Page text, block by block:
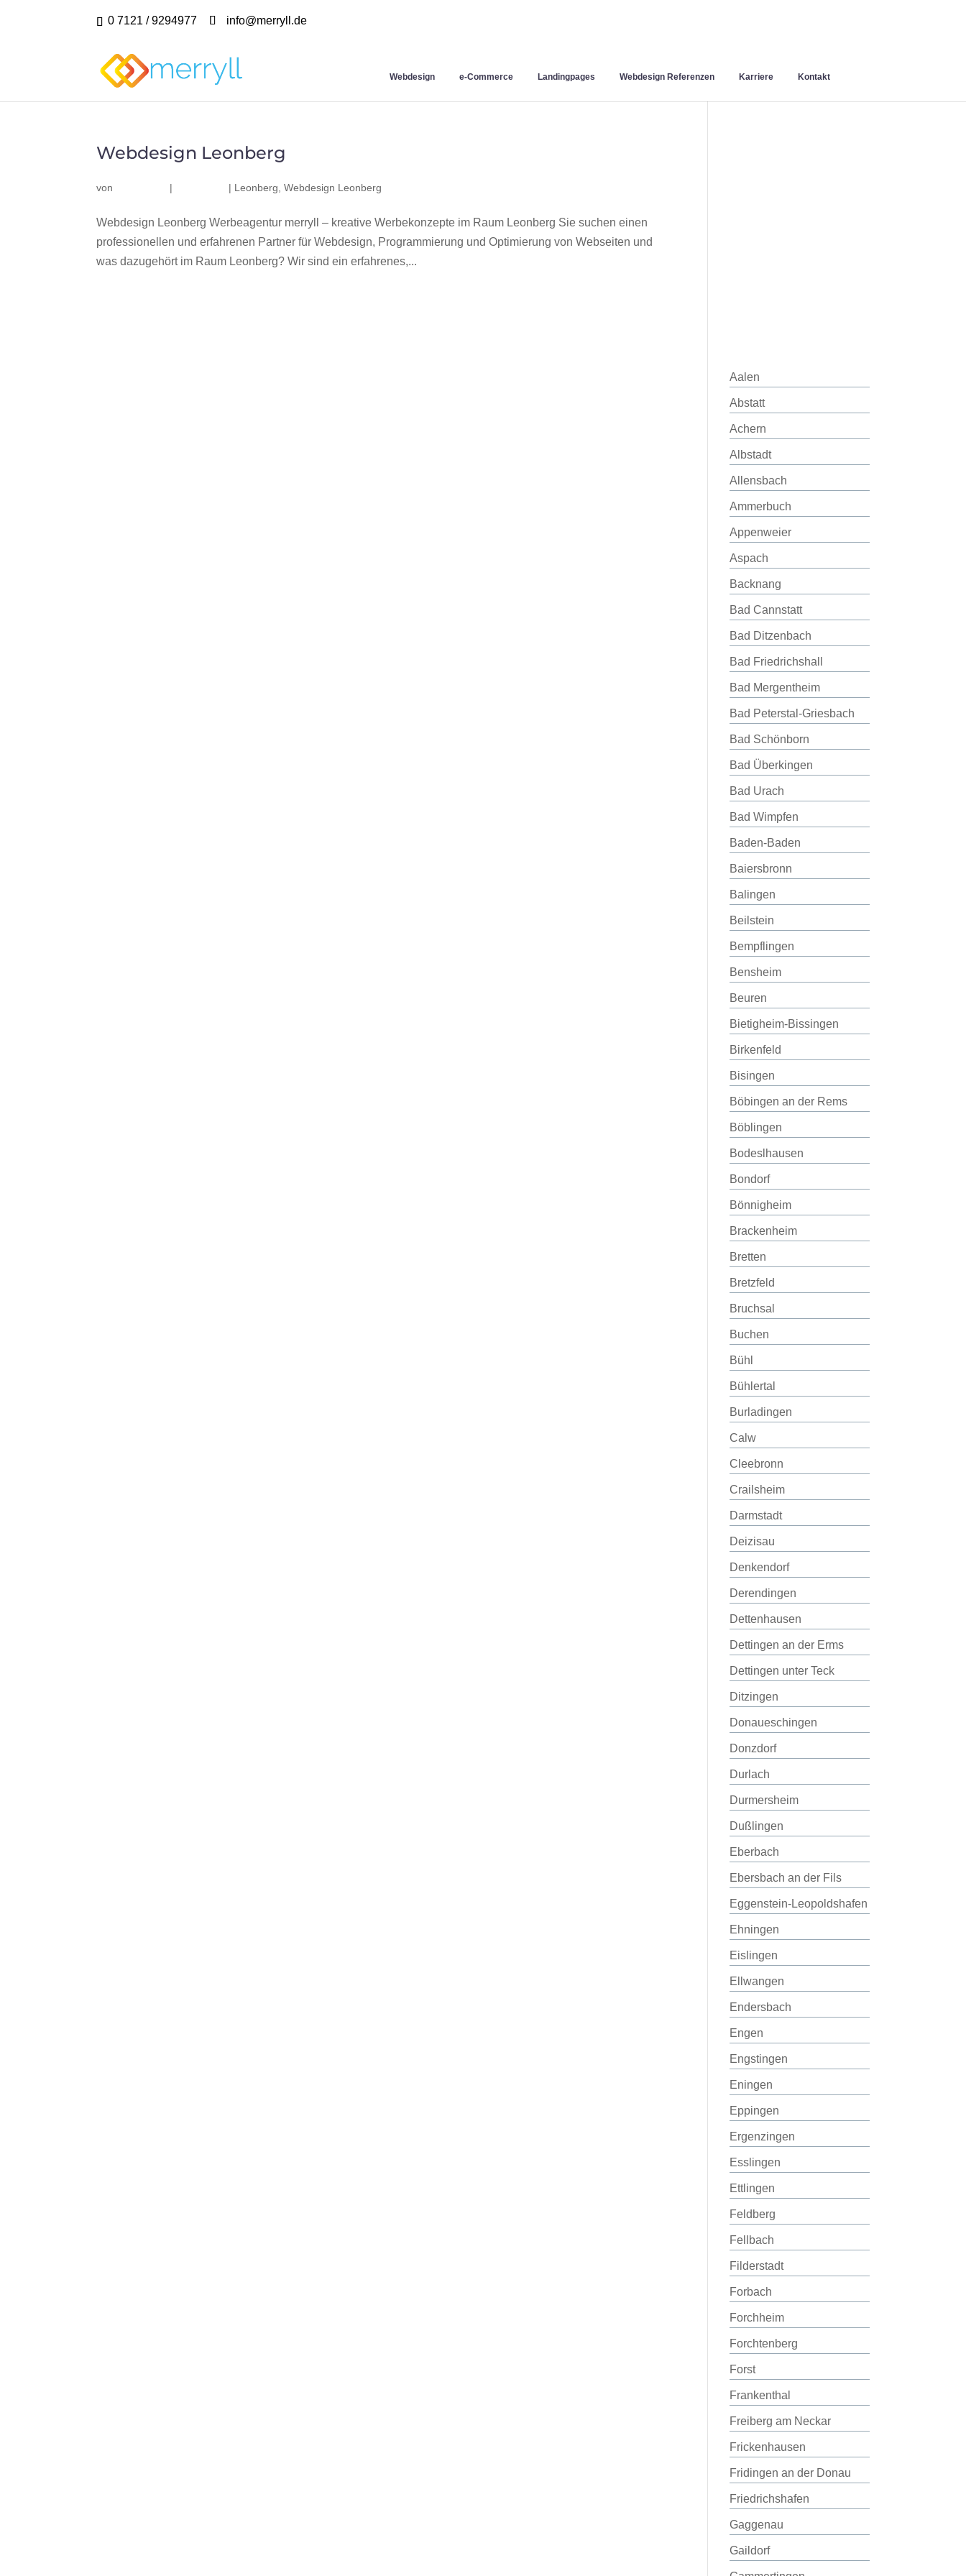
0 7121 / 9294977 info@merryll.de
Webdesign e-Commerce Landingpages Webdesign Referenzen Karriere Kontakt
Webdesign Leonberg
von | | Leonberg ,Webdesign Leonberg
Webdesign Leonberg Werbeagentur merryll – kreative Werbekonzepte im Raum Leonberg Sie suchen einen
professionellen und erfahrenen Partner für Webdesign, Programmierung und Optimierung von Webseiten und
was dazugehört im Raum Leonberg? Wir sind ein erfahrenes,...
Aalen
Abstatt
Achern
Albstadt
Allensbach
Ammerbuch
Appenweier
Aspach
Backnang
Bad Cannstatt
Bad Ditzenbach
Bad Friedrichshall
Bad Mergentheim
Bad Peterstal-Griesbach
Bad Schönborn
Bad Überkingen
Bad Urach
Bad Wimpfen
Baden-Baden
Baiersbronn
Balingen
Beilstein
Bempflingen
Bensheim
Beuren
Bietigheim-Bissingen
Birkenfeld
Bisingen
Böbingen an der Rems
Böblingen
Bodeslhausen
Bondorf
Bönnigheim
Brackenheim
Bretten
Bretzfeld
Bruchsal
Buchen
Bühl
Bühlertal
Burladingen
Calw
Cleebronn
Crailsheim
Darmstadt
Deizisau
Denkendorf
Derendingen
Dettenhausen
Dettingen an der Erms
Dettingen unter Teck
Ditzingen
Donaueschingen
Donzdorf
Durlach
Durmersheim
Dußlingen
Eberbach
Ebersbach an der Fils
Eggenstein-Leopoldshafen
Ehningen
Eislingen
Ellwangen
Endersbach
Engen
Engstingen
Eningen
Eppingen
Ergenzingen
Esslingen
Ettlingen
Feldberg
Fellbach
Filderstadt
Forbach
Forchheim
Forchtenberg
Forst
Frankenthal
Freiberg am Neckar
Frickenhausen
Fridingen an der Donau
Friedrichshafen
Gaggenau
Gaildorf